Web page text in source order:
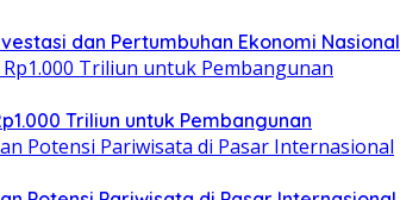
dan Pertumbuhan Ekonomi Nasional
Triliun untuk Pembangunan